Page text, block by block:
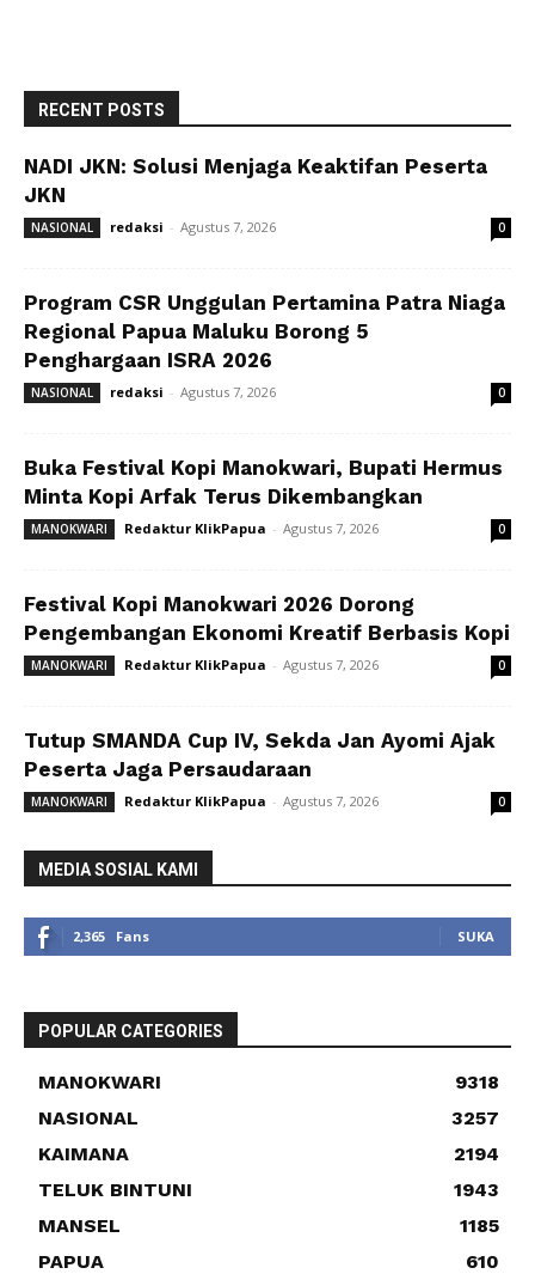
RECENT POSTS
NADI JKN: Solusi Menjaga Keaktifan Peserta
JKN
NASIONAL redaksi - Agustus 7, 2026 0
Program CSR Unggulan Pertamina Patra Niaga
Regional Papua Maluku Borong 5
Penghargaan ISRA 2026
NASIONAL redaksi - Agustus 7, 2026 0
Buka Festival Kopi Manokwari, Bupati Hermus
Minta Kopi Arfak Terus Dikembangkan
MANOKWARI Redaktur KlikPapua - Agustus 7, 2026 0
Festival Kopi Manokwari 2026 Dorong
Pengembangan Ekonomi Kreatif Berbasis Kopi
MANOKWARI Redaktur KlikPapua - Agustus 7, 2026 0
Tutup SMANDA Cup IV, Sekda Jan Ayomi Ajak
Peserta Jaga Persaudaraan
MANOKWARI Redaktur KlikPapua - Agustus 7, 2026 0
MEDIA SOSIAL KAMI
2,365 Fans SUKA
POPULAR CATEGORIES
MANOKWARI
9318
NASIONAL
3257
KAIMANA
2194
TELUK BINTUNI
1943
MANSEL
1185
PAPUA
610